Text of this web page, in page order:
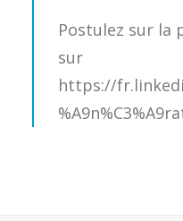
Postulez sur la
sur
https://